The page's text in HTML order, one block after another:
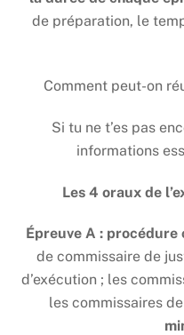
de préparation, le
Comment peut-on
Si tu ne t’es pas
informations
Les 4 oraux de
Épreuve A : procédure
de commissaire de
d’exécution ; les
les commissaires